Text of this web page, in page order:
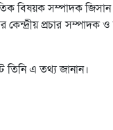
বিষয়ক সম্পাদক
প্রচার সম্পাদক
এ তথ্য জানান।